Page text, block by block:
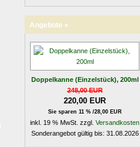
Angebote »
Doppelkanne (Einzelstück), 200ml
248,00 EUR
220,00 EUR
Sie sparen 11 % /28,00 EUR
inkl. 19 % MwSt. zzgl. Versandkosten
Sonderangebot gültig bis: 31.08.2026